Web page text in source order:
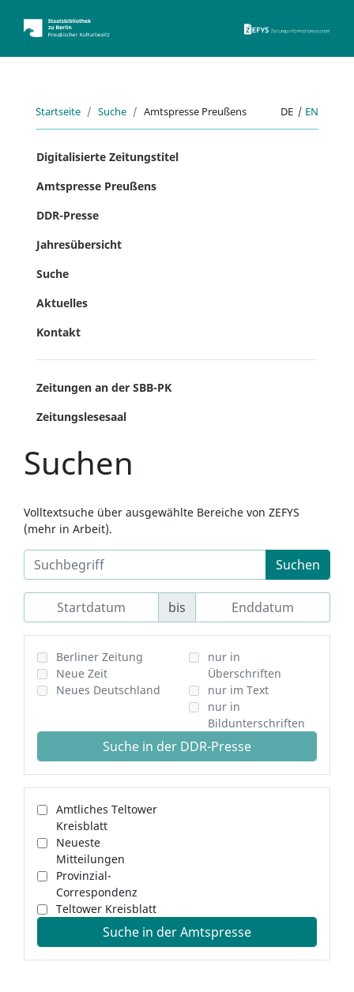
Startseite Suche Amtspresse Preußens DE | EN
Digitalisierte Zeitungstitel
Amtspresse Preußens
DDR-Presse
Jahresübersicht
Suche
Aktuelles
Kontakt
Zeitungen an der SBB-PK
Zeitungslesesaal
Suchen
Volltextsuche über ausgewählte Bereiche von ZEFYS
(mehr in Arbeit).
Suchen
bis
Berliner Zeitung
Neue Zeit
Neues Deutschland
nur in
Überschriften
nur im Text
nur in
Bildunterschriften
Suche in der DDR-Presse
Amtliches Teltower
Kreisblatt
Neueste
Mitteilungen
Provinzial-
Correspondenz
Teltower Kreisblatt
Suche in der Amtspresse